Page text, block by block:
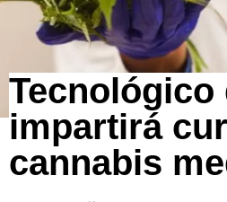
Tecnológico
impartirá
cannabis